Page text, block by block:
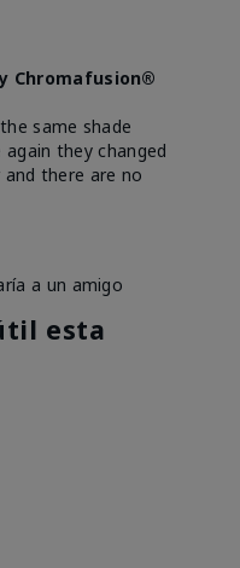
Chromafusion®
same shade
they changed
there are no
a un amigo
esta